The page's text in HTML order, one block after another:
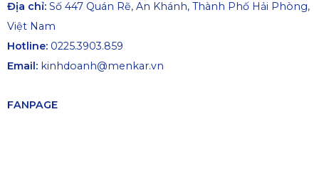
Địa chỉ: Số 447 Quán Rẽ, An Khánh, Thành Phố Hải Phòng,
Việt Nam
Hotline: 0225.3903.859
Email: kinhdoanh@menkar.vn
FANPAGE